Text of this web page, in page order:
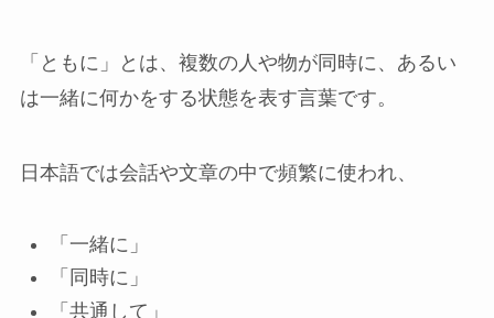
「ともに」とは、複数の人や物が同時に、あるい
は一緒に何かをする状態を表す言葉です。
日本語では会話や文章の中で頻繁に使われ、
「一緒に」
「同時に」
「共通して」